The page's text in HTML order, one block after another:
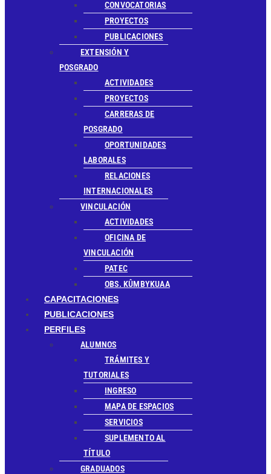
CONVOCATORIAS
PROYECTOS
PUBLICACIONES
EXTENSIÓN Y
POSGRADO
ACTIVIDADES
PROYECTOS
CARRERAS DE
POSGRADO
OPORTUNIDADES
LABORALES
RELACIONES
INTERNACIONALES
VINCULACIÓN
ACTIVIDADES
OFICINA DE
VINCULACIÓN
PATEC
OBS. KÛMBYKUAA
CAPACITACIONES
PUBLICACIONES
PERFILES
ALUMNOS
TRÁMITES Y
TUTORIALES
INGRESO
MAPA DE ESPACIOS
SERVICIOS
SUPLEMENTO AL
TÍTULO
GRADUADOS